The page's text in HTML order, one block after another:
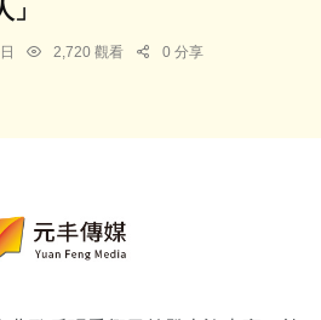
2,720 觀看 0 分享